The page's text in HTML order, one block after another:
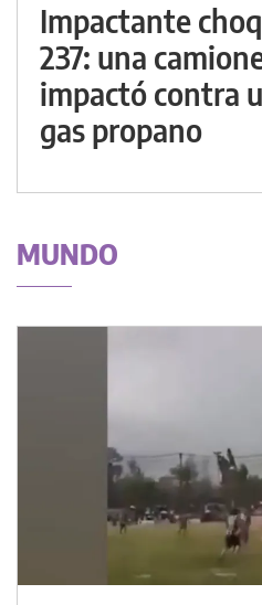
Impactante
237: una
impactó contra
gas propano
MUNDO